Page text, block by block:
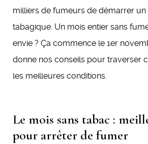
milliers de fumeurs de démarrer un
tabagique. Un mois entier sans
envie ? Ça commence le 1er
donne nos conseils pour traverser
les meilleures conditions.
Le mois sans tabac :
pour arrêter de fumer